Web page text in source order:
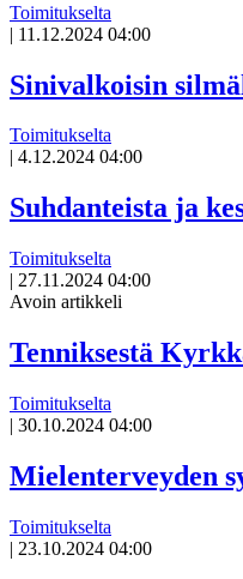
Toimitukselta
| 11.12.2024 04:00
Sinivalkoisin
Toimitukselta
| 4.12.2024 04:00
Suhdanteista ja
Toimitukselta
| 27.11.2024 04:00
Avoin artikkeli
Tenniksestä
Toimitukselta
| 30.10.2024 04:00
Mielenterveyden
Toimitukselta
| 23.10.2024 04:00